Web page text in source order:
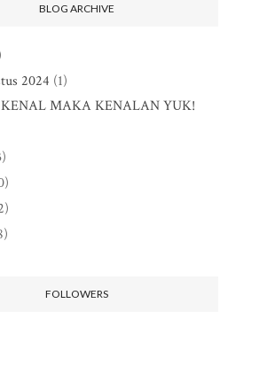
BLOG ARCHIVE
2024 (1)
MAKA KENALAN YUK!
FOLLOWERS